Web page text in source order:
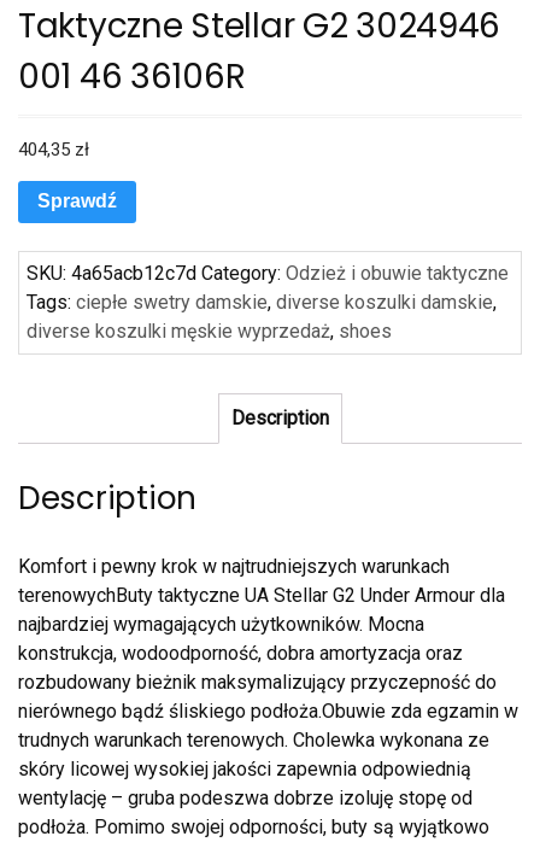
Taktyczne Stellar G2 3024946
001 46 36106R
404,35 zł
Sprawdź
SKU: 4a65acb12c7d Category: Odzież i obuwie taktyczne
Tags: ciepłe swetry damskie, diverse koszulki damskie,
diverse koszulki męskie wyprzedaż, shoes
Description
Description
Komfort i pewny krok w najtrudniejszych warunkach
terenowychButy taktyczne UA Stellar G2 Under Armour dla
najbardziej wymagających użytkowników. Mocna
konstrukcja, wodoodporność, dobra amortyzacja oraz
rozbudowany bieżnik maksymalizujący przyczepność do
nierównego bądź śliskiego podłoża.Obuwie zda egzamin w
trudnych warunkach terenowych. Cholewka wykonana ze
skóry licowej wysokiej jakości zapewnia odpowiednią
wentylację – gruba podeszwa dobrze izoluję stopę od
podłoża. Pomimo swojej odporności, buty są wyjątkowo